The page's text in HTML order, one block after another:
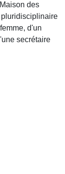
des
d'un
secrétaire